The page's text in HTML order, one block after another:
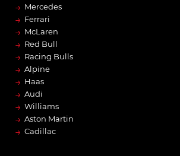
→ Mercedes
→ Ferrari
→ McLaren
→ Red Bull
→ Racing Bulls
→ Alpine
→ Haas
→ Audi
→ Williams
→ Aston Martin
→ Cadillac